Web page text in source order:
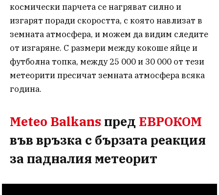
космически парчета се нагряват силно и
изгарят поради скоростта, с която навлизат в
земната атмосфера, и можем да видим следите
от изгаряне. С размери между кокоше яйце и
футболна топка, между 25 000 и 30 000 от тези
метеорити пресичат земната атмосфера всяка
година.
Meteo Balkans пред ЕВРОКОМ
във връзка с бързата реакция
за падналия метеорит